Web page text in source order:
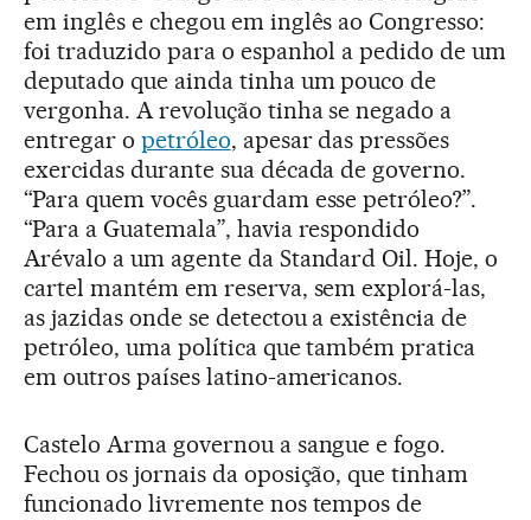
em inglês e chegou em inglês ao Congresso:
foi traduzido para o espanhol a pedido de um
deputado que ainda tinha um pouco de
vergonha. A revolução tinha se negado a
entregar o petróleo, apesar das pressões
exercidas durante sua década de governo.
“Para quem vocês guardam esse petróleo?”.
“Para a Guatemala”, havia respondido
Arévalo a um agente da Standard Oil. Hoje, o
cartel mantém em reserva, sem explorá-las,
as jazidas onde se detectou a existência de
petróleo, uma política que também pratica
em outros países latino-americanos.
Castelo Arma governou a sangue e fogo.
Fechou os jornais da oposição, que tinham
funcionado livremente nos tempos de